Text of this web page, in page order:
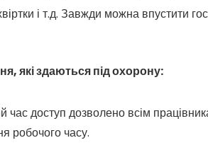
і т.д. Завжди можна впустити
які здаються під охорону:
час доступ дозволено всім
робочого часу.